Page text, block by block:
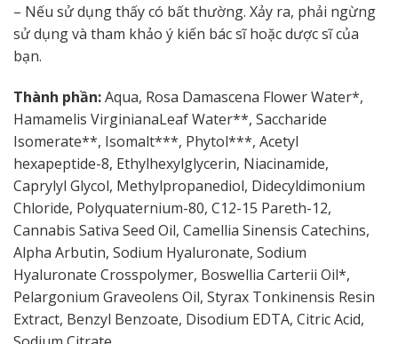
– Nếu sử dụng thấy có bất thường. Xảy ra, phải ngừng
sử dụng và tham khảo ý kiến ​​bác sĩ hoặc dược sĩ của
bạn.
Thành phần:Aqua, Rosa Damascena Flower Water*,
Hamamelis VirginianaLeaf Water**, Saccharide
Isomerate**, Isomalt***, Phytol***, Acetyl
hexapeptide-8, Ethylhexylglycerin, Niacinamide,
Caprylyl Glycol, Methylpropanediol, Didecyldimonium
Chloride, Polyquaternium-80, C12-15 Pareth-12,
Cannabis Sativa Seed Oil, Camellia Sinensis Catechins,
Alpha Arbutin, Sodium Hyaluronate, Sodium
Hyaluronate Crosspolymer, Boswellia Carterii Oil*,
Pelargonium Graveolens Oil, Styrax Tonkinensis Resin
Extract, Benzyl Benzoate, Disodium EDTA, Citric Acid,